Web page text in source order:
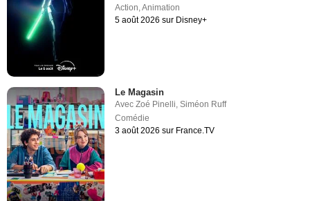
Action,Animation
5 août 2026 sur Disney+
Le Magasin
AvecZoé Pinelli ,Siméon Ruff
Comédie
3 août 2026 sur France.TV